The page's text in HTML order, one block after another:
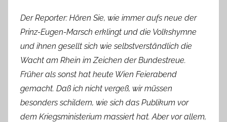
Der Reporter: Hören Sie, wie immer aufs neue der
Prinz-Eugen-Marsch erklingt und die Volkshymne
und ihnen gesellt sich wie selbstverständlich die
Wacht am Rhein im Zeichen der Bundestreue.
Früher als sonst hat heute Wien Feierabend
gemacht. Daß ich nicht vergeß, wir müssen
besonders schildern, wie sich das Publikum vor
dem Kriegsministerium massiert hat. Aber vor allem,